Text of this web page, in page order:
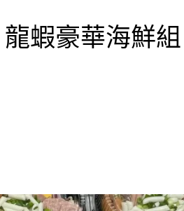
蝦豪華海鮮組